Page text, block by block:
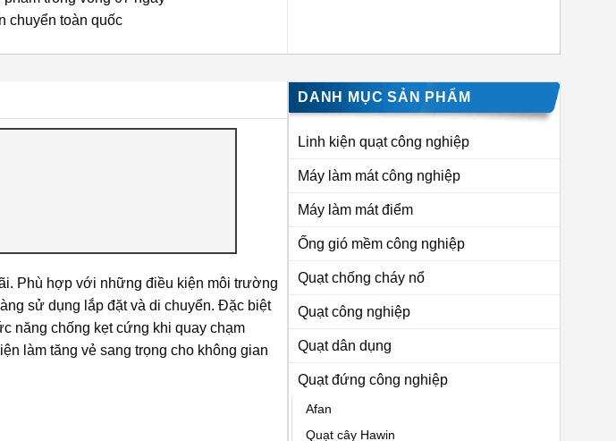
chuyển toàn quốc
Phù hợp với những điều kiện môi trường
sử dụng lắp đặt và di chuyển. Đặc biệt
năng chống kẹt cứng khi quay chạm
làm tăng vẻ sang trọng cho không gian
DANH MỤC SẢN PHẨM
Linh kiện quạt công nghiệp
Máy làm mát công nghiệp
Máy làm mát điểm
Ống gió mềm công nghiệp
Quạt chống cháy nổ
Quạt công nghiệp
Quạt dân dụng
Quạt đứng công nghiệp
Afan
Quạt cây Hawin